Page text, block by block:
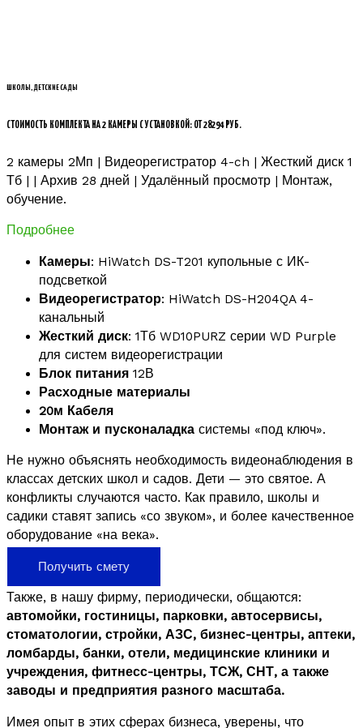
ШКОЛЫ, ДЕТСКИЕ САДЫ
СТОИМОСТЬ КОМПЛЕКТА НА 2 КАМЕРЫ С УСТАНОВКОЙ: ОТ 28294 РУБ.
2 камеры 2Мп | Видеорегистратор 4-ch | Жесткий диск 1
Тб | | Архив 28 дней | Удалённый просмотр | Монтаж,
обучение.
Подробнее
Камеры: HiWatch DS-T201 купольные с ИК-
подсветкой
Видеорегистратор: HiWatch DS-H204QA 4-
канальный
Жесткий диск: 1Тб WD10PURZ серии WD Purple
для систем видеорегистрации
Блок питания 12В
Расходные материалы
20м Кабеля
Монтаж и пусконаладка системы «под ключ».
Не нужно объяснять необходимость видеонаблюдения в
классах детских школ и садов. Дети — это святое. А
конфликты случаются часто. Как правило, школы и
садики ставят запись «со звуком», и более качественное
оборудование «на века».
Получить смету
Также, в нашу фирму, периодически, общаются:
автомойки, гостиницы, парковки, автосервисы,
стоматологии, стройки, АЗС, бизнес-центры, аптеки,
ломбарды, банки, отели, медицинские клиники и
учреждения, фитнесс-центры, ТСЖ, СНТ, а также
заводы и предприятия разного масштаба.
Имея опыт в этих сферах бизнеса, уверены, что